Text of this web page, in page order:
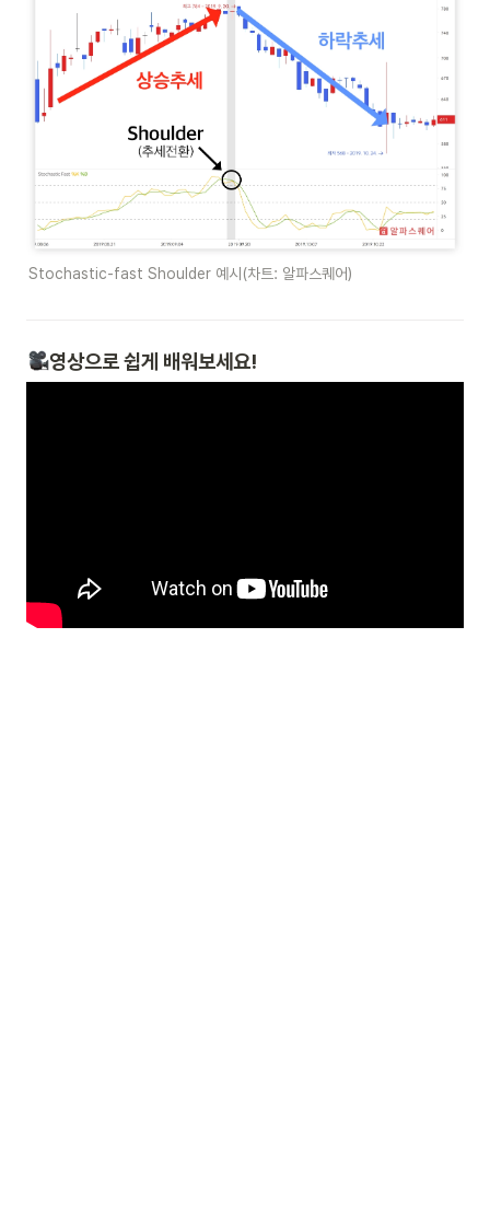
Stochastic-fast Shoulder 예시(차트: 알파스퀘어)
영상으로 쉽게 배워보세요!